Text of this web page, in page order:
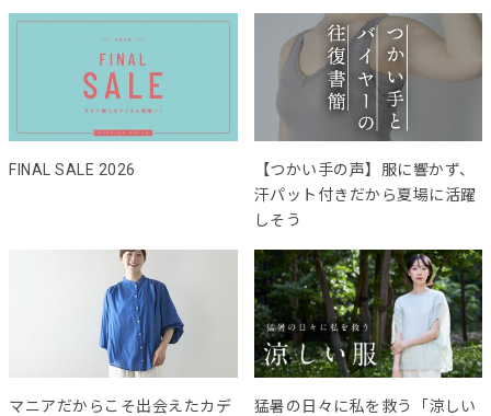
FINAL SALE 2026
【つかい手の声】服に響かず、
汗パット付きだから夏場に活躍
しそう
マニアだからこそ出会えたカデ
猛暑の日々に私を救う「涼しい